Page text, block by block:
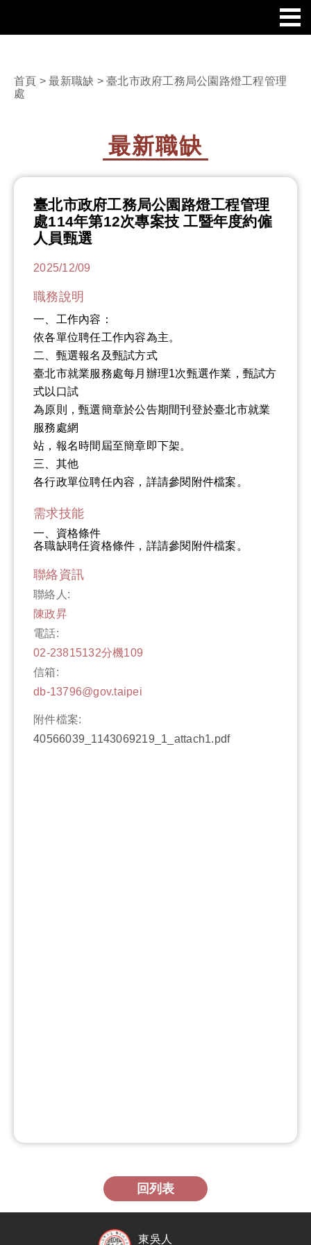
首頁 >最新職缺 > 臺北市政府工務局公園路燈工程管理
處
最新職缺
臺北市政府工務局公園路燈工程管理
處114年第12次專案技 工暨年度約僱
人員甄選
2025/12/09
職務說明
一、工作內容：
依各單位聘任工作內容為主。
二、甄選報名及甄試方式
臺北市就業服務處每月辦理1次甄選作業，甄試方
式以口試
為原則，甄選簡章於公告期間刊登於臺北市就業
服務處網
站，報名時間屆至簡章即下架。
三、其他
各行政單位聘任內容，詳請參閱附件檔案。
需求技能
一、資格條件
各職缺聘任資格條件，詳請參閱附件檔案。
聯絡資訊
聯絡人:
陳政昇
電話:
02-23815132分機109
信箱:
db-13796@gov.taipei
附件檔案:
40566039_1143069219_1_attach1.pdf
回列表
東吳人